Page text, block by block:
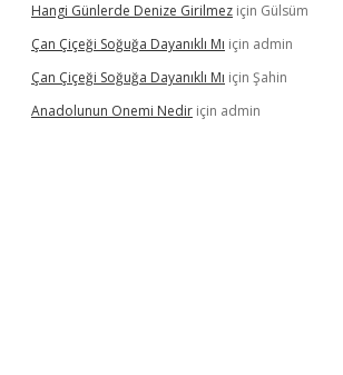
Hangi Günlerde Denize Girilmez için Gülsüm
Çan Çiçeği Soğuğa Dayanıklı Mı için admin
Çan Çiçeği Soğuğa Dayanıklı Mı için Şahin
Anadolunun Onemi Nedir için admin